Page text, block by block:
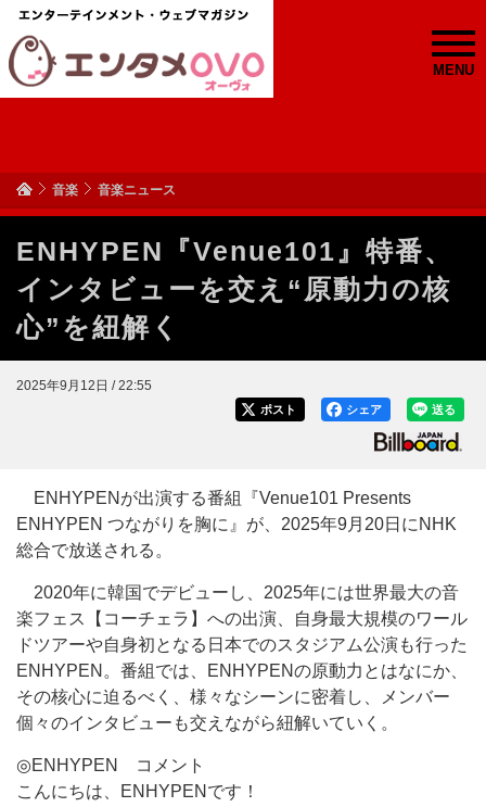
MENU
音楽 音楽ニュース
ENHYPEN『Venue101』特番、
インタビューを交え“原動力の核
心”を紐解く
2025年9月12日 / 22:55
送る
シェア
ポスト
ENHYPENが出演する番組『Venue101 Presents
ENHYPEN つながりを胸に』が、2025年9月20日にNHK
総合で放送される。
2020年に韓国でデビューし、2025年には世界最大の音
楽フェス【コーチェラ】への出演、自身最大規模のワール
ドツアーや自身初となる日本でのスタジアム公演も行った
ENHYPEN。番組では、ENHYPENの原動力とはなにか、
その核心に迫るべく、様々なシーンに密着し、メンバー
個々のインタビューも交えながら紐解いていく。
◎ENHYPEN コメント
こんにちは、ENHYPENです！